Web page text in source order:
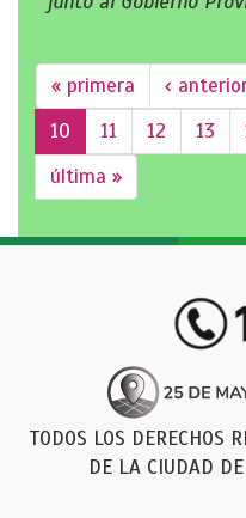
« primera ‹
10
11 12 13
última »
TODOS LOS DERECHOS
DE LA CIUDAD